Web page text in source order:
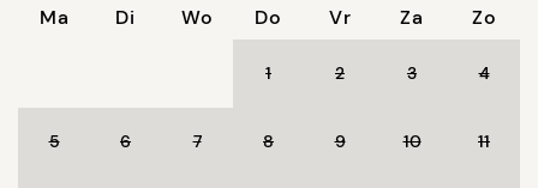
Ma Di Wo Do Vr Za Zo
1 2 3 4
5 6 7 8 9 10 11